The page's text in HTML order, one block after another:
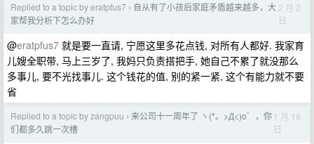
Replied to a topic by eratpfus7 › 自从有了小孩后家庭矛盾越来越多，大
家帮我分析下怎么办好
2 月 2
日
@eratpfus7 就是要一直请, 宁愿这里多花点钱, 对所有人都好. 我家育
儿嫂全职带, 马上三岁了, 我妈只负责搭把手, 她自己不累了就没那么
多事儿, 要不光找事儿. 这个钱花的值, 别的紧一紧, 这个有能力就不要
省
Replied to a topic by zangpuu › 来公司十一周年了 ヽ(*。>Д<)o゜，你
们都多久跳一次槽
1 月 19
日